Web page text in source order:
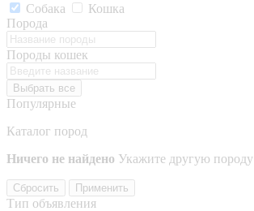
Собака
Кошка
Порода
Породы кошек
Выбрать все
Популярные
Каталог пород
Ничего не найдено Укажите другую породу
Сбросить Применить
Тип объявления